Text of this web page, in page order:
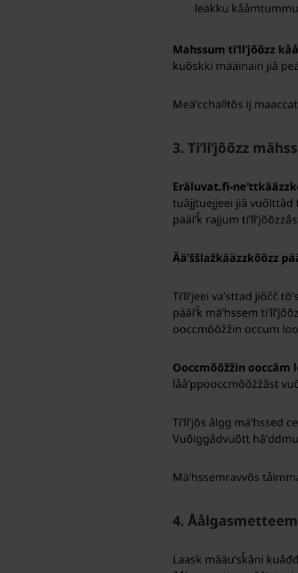
leäkku
Mahssum tiʹllʼjõõzz
kuõskki määinain jiâ
Meäʹcchalltõs ij
3. Tiʹllʼjõõzz
Eräluvat.fi-
tuâjjtuejjeei jiâ vuõlttâd
pääiʹǩ rajjum
Ääʹššlažkääzzkõõzz
Tiʹllʼjeei vaʹsttad jiõčč
pääiʹǩ mäʹhssem
ooccmõõžžin occum
Ooccmõõžžin ooccâm
lååʹppooccmõõžžâst
Tiʹllʼjõs âlgg mäʹhssed
Vuõiggâdvuõtt
Mäʹhssemravvõs
4.
Laask määuʹsǩâni